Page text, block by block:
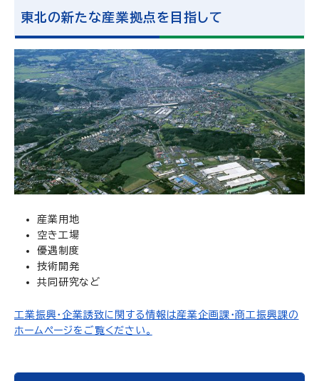
東北の新たな産業拠点を目指して
産業用地
空き工場
優遇制度
技術開発
共同研究など
工業振興・企業誘致に関する情報は産業企画課・商工振興課の
ホームページをご覧ください。